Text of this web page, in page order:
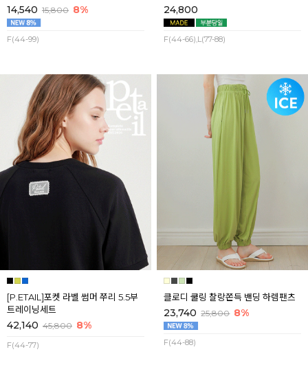
14,540 15,800 8%
F(44-99)
24,800
F(44-66),L(77-88)
[P.ETAIL]포켓 라벨 썸머 쭈리 5.5부
트레이닝세트
42,140 45,800 8%
F(44-77)
클로디 쿨링 찰랑쫀득 밴딩 하렘팬츠
23,740 25,800 8%
F(44-88)